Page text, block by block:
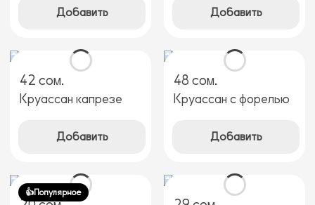
Добавить Добавить
42 сом.
Круассан капрезе
Добавить
48 сом.
Круассан с форелью
Добавить
👍Популярное